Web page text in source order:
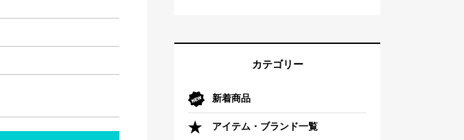
カテゴリー
新着商品
アイテム・ブランド一覧